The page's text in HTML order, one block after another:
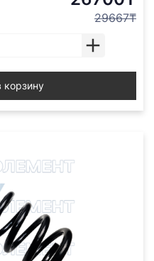
29667₸
корзину